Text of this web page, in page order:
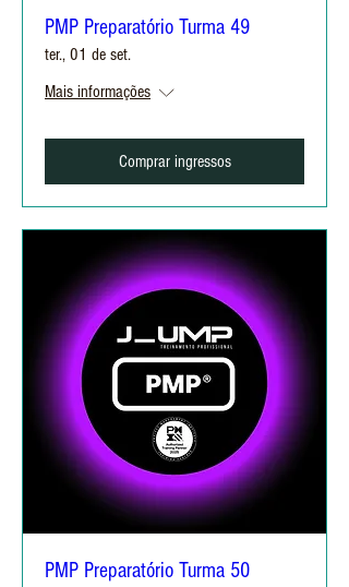
PMP Preparatório Turma 49
ter., 01 de set.
Mais informações
Comprar ingressos
PMP Preparatório Turma 50